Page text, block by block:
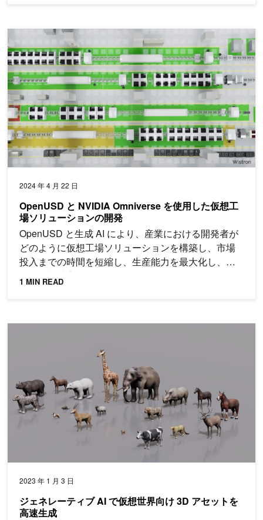
2024 年 4 月 22 日
OpenUSD と NVIDIA Omniverse を使用した仮想工
場ソリューションの開発
OpenUSD と生成 AI により、産業における開発者が
どのように仮想工場ソリューションを構築し、市場
投入までの時間を短縮し、生産能力を最大化し、コ
ストを削減実現しているかをご覧ください。
1 MIN READ
OpenUSD と NVIDIA Omniverse を使用した仮想工場ソリュー
2023 年 1 月 3 日
ジェネレーティブ AI で仮想世界向け 3D アセットを
高速生成